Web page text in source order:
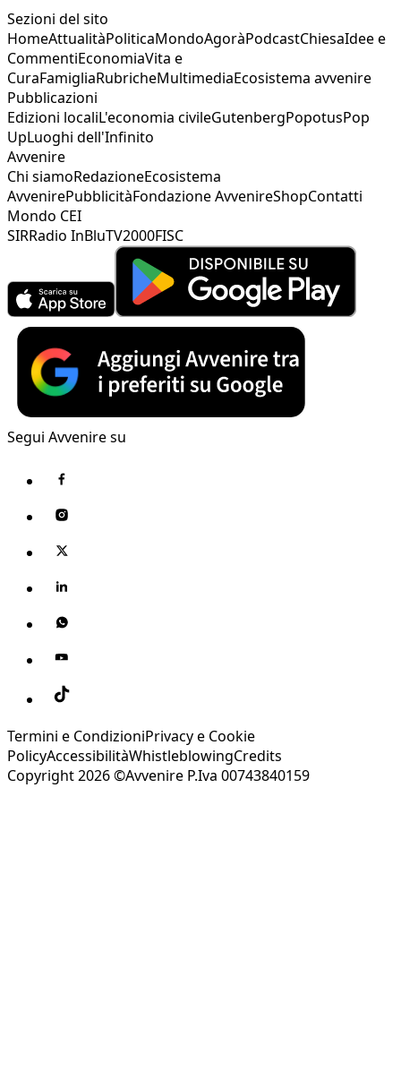
Sezioni del sito
HomeAttualitàPoliticaMondoAgoràPodcastChiesaIdee e
CommentiEconomiaVita e
CuraFamigliaRubricheMultimediaEcosistema avvenire
Pubblicazioni
Edizioni localiL'economia civileGutenbergPopotusPop
UpLuoghi dell'Infinito
Avvenire
Chi siamoRedazioneEcosistema
AvvenirePubblicitàFondazione AvvenireShopContatti
Mondo CEI
SIRRadio InBluTV2000FISC
Segui Avvenire su
Termini e CondizioniPrivacy e Cookie
PolicyAccessibilitàWhistleblowingCredits
Copyright 2026 ©Avvenire P.Iva 00743840159